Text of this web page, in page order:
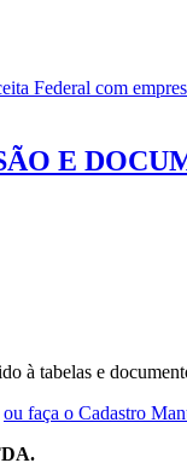
Federal com
E
à tabelas e
ou faça o Cadastro